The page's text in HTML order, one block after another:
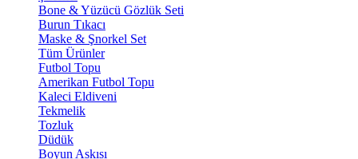
Bone & Yüzücü Gözlük Seti
Burun Tıkacı
Maske & Şnorkel Set
Tüm Ürünler
Futbol Topu
Amerikan Futbol Topu
Kaleci Eldiveni
Tekmelik
Tozluk
Düdük
Boyun Askısı